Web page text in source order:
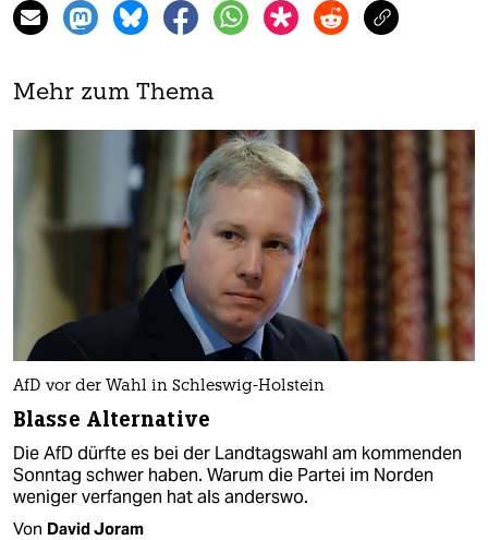
Mehr zum Thema
AfD vor der Wahl in Schleswig-Holstein
Blasse Alternative
Die AfD dürfte es bei der Landtagswahl am kommenden
Sonntag schwer haben. Warum die Partei im Norden
weniger verfangen hat als anderswo.
Von David Joram